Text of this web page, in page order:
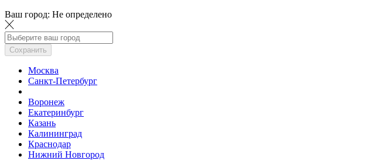
Ваш город: Не определено
Сохранить
Москва
Санкт-Петербург
Воронеж
Екатеринбург
Казань
Калининград
Краснодар
Нижний Новгород